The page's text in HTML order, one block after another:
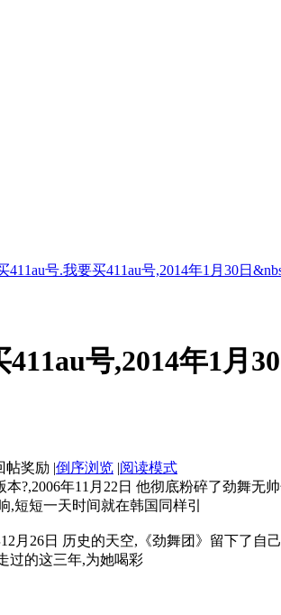
411au号.我要买411au号,2014年1月30日
号,2014年1月
|倒序浏览 |阅读模式
年11月22日 他彻底粉碎了劲舞无
短短一天时间就在韩国同样引
月26日 历史的天空,《劲舞团》留下了
过的这三年,为她喝彩